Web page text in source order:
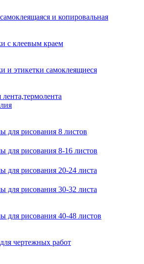
и копировальная
с клеевым краем
и этикетки самоклеящиеся
лента,термолента
для рисования 8 листов
для рисования 8-16 листов
для рисования 20-24 листа
для рисования 30-32 листа
для рисования 40-48 листов
чертежных работ